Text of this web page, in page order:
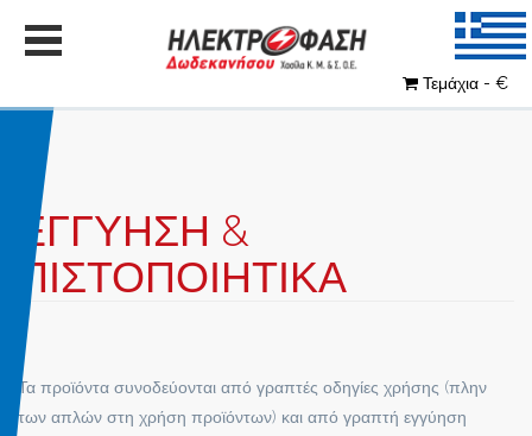
Τεμάχια - €
ΕΓΓΥΗΣΗ &
ΠΙΣΤΟΠΟΙΗΤΙΚΑ
Τα προϊόντα συνοδεύονται από γραπτές οδηγίες χρήσης (πλην
των απλών στη χρήση προϊόντων) και από γραπτή εγγύηση